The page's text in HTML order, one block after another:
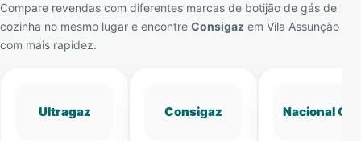
Compare revendas com diferentes marcas de botijão de gás de
cozinha no mesmo lugar e encontre Consigaz em Vila Assunção
com mais rapidez.
Ultragaz Consigaz Nacional Gás